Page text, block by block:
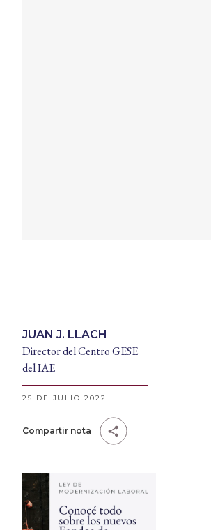
JUAN J. LLACH
Director del Centro GESE
del IAE
25 DE JULIO 2022
Compartir nota